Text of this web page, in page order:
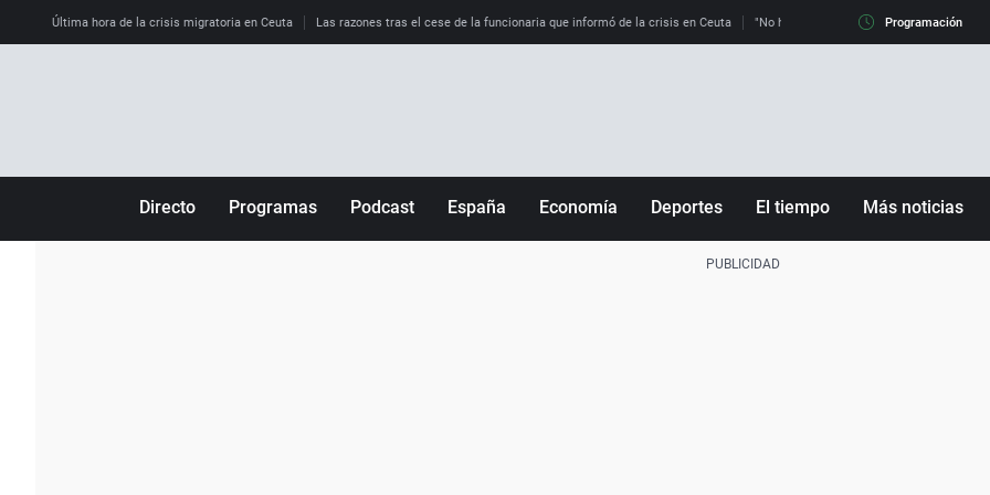
Última hora de la crisis migratoria en Ceuta Las razones tras el cese de la funcionaria que informó de la crisis en Ceuta "No hay mafias, que no nos engañen":
Programación
Directo Programas Podcast España Economía Deportes El tiempo Más noticias